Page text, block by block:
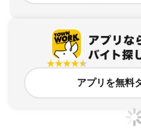
アプリを無料